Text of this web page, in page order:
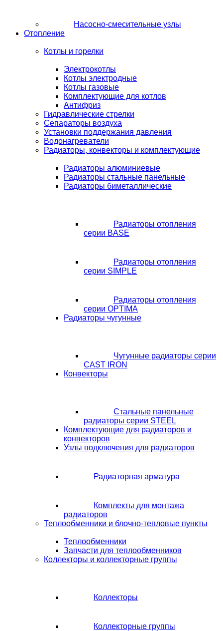
Насосно-смесительные узлы
Отопление
Котлы и горелки
Электрокотлы
Котлы электродные
Котлы газовые
Комплектующие для котлов
Антифриз
Гидравлические стрелки
Сепараторы воздуха
Установки поддержания давления
Водонагреватели
Радиаторы, конвекторы и комплектующие
Радиаторы алюминиевые
Радиаторы стальные панельные
Радиаторы биметаллические
Радиаторы отопления
серии BASE
Радиаторы отопления
серии SIMPLE
Радиаторы отопления
серии OPTIMA
Радиаторы чугунные
Чугунные радиаторы серии
CAST IRON
Конвекторы
Стальные панельные
радиаторы серии STEEL
Комплектующие для радиаторов и
конвекторов
Узлы подключения для радиаторов
Радиаторная арматура
Комплекты для монтажа
радиаторов
Теплообменники и блочно-тепловые пункты
Теплообменники
Запчасти для теплообменников
Коллекторы и коллекторные группы
Коллекторы
Коллекторные группы